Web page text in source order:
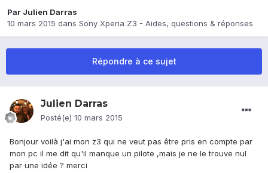
Par Julien Darras
10 mars 2015 dans Sony Xperia Z3 - Aides, questions & réponses
Répondre à ce sujet
Julien Darras
Posté(e) 10 mars 2015
Bonjour voilà j'ai mon z3 qui ne veut pas être pris en compte par
mon pc il me dit qu'il manque un pilote ,mais je ne le trouve nul
par une idée ? merci